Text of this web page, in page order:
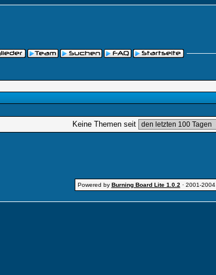
Keine Themen seit
Powered by Burning Board Lite 1.0.2 · 2001-2004